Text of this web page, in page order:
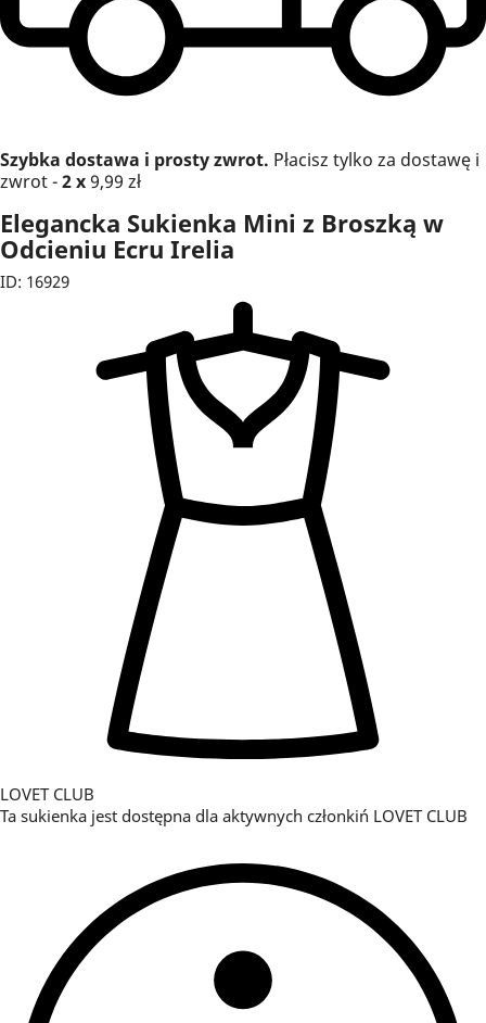
Szybka dostawa i prosty zwrot. Płacisz tylko za dostawę i
zwrot -2 x9,99 zł
Elegancka Sukienka Mini z Broszką w
Odcieniu Ecru Irelia
ID: 16929
LOVET CLUB
Ta sukienka jest dostępna dla aktywnych członkiń LOVET CLUB